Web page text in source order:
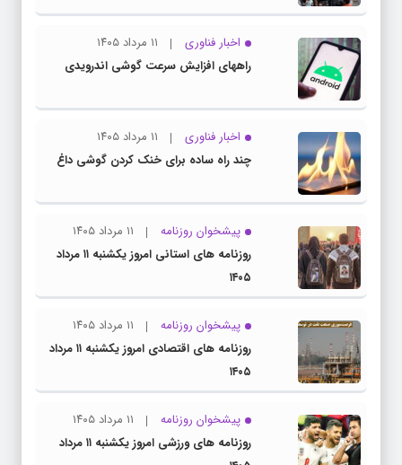
اخبار فناوری
۱۱ مرداد ۱۴۰۵
راههای افزایش سرعت گوشی اندرویدی
اخبار فناوری
۱۱ مرداد ۱۴۰۵
چند راه‌ ساده برای خنک کردن گوشی داغ
پیشخوان روزنامه
۱۱ مرداد ۱۴۰۵
روزنامه های استانی امروز یکشنبه ۱۱ مرداد
۱۴۰۵
پیشخوان روزنامه
۱۱ مرداد ۱۴۰۵
روزنامه های اقتصادی امروز یکشنبه ۱۱ مرداد
۱۴۰۵
پیشخوان روزنامه
۱۱ مرداد ۱۴۰۵
روزنامه های ورزشی امروز یکشنبه ۱۱ مرداد